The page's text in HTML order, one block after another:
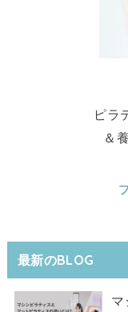
ピラ
＆
最新のBLOG
マ